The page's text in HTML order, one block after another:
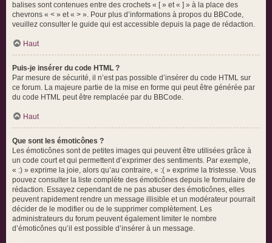
balises sont contenues entre des crochets « [ » et « ] » à la place des
chevrons « < » et « > ». Pour plus d’informations à propos du BBCode,
veuillez consulter le guide qui est accessible depuis la page de rédaction.
Haut
Puis-je insérer du code HTML ?
Par mesure de sécurité, il n’est pas possible d’insérer du code HTML sur
ce forum. La majeure partie de la mise en forme qui peut être générée par
du code HTML peut être remplacée par du BBCode.
Haut
Que sont les émoticônes ?
Les émoticônes sont de petites images qui peuvent être utilisées grâce à
un code court et qui permettent d’exprimer des sentiments. Par exemple,
« :) » exprime la joie, alors qu’au contraire, « :( » exprime la tristesse. Vous
pouvez consulter la liste complète des émoticônes depuis le formulaire de
rédaction. Essayez cependant de ne pas abuser des émoticônes, elles
peuvent rapidement rendre un message illisible et un modérateur pourrait
décider de le modifier ou de le supprimer complètement. Les
administrateurs du forum peuvent également limiter le nombre
d’émoticônes qu’il est possible d’insérer à un message.